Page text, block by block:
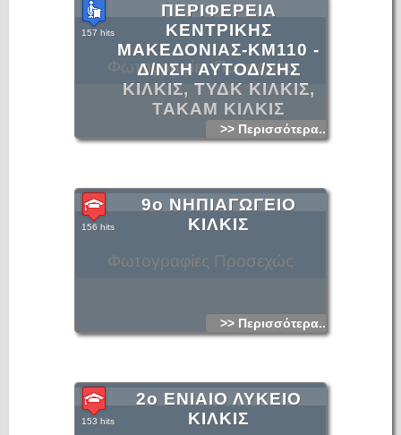
Φωτογραφίες Προσεχώς
ΠΕΡΙΦΕΡΕΙΑ
ΚΕΝΤΡΙΚΗΣ
ΜΑΚΕΔΟΝΙΑΣ-KM110 -
Δ/ΝΣΗ ΑΥΤΟΔ/ΣΗΣ
ΚΙΛΚΙΣ, ΤΥΔΚ ΚΙΛΚΙΣ,
ΤΑΚΑΜ ΚΙΛΚΙΣ
157 hits
>> Περισσότερα...
Φωτογραφίες Προσεχώς
9ο ΝΗΠΙΑΓΩΓΕΙΟ
ΚΙΛΚΙΣ
156 hits
>> Περισσότερα...
2ο ΕΝΙΑΙΟ ΛΥΚΕΙΟ
ΚΙΛΚΙΣ
153 hits